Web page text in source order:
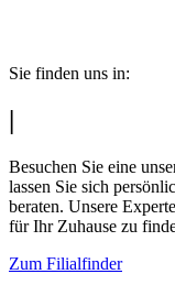
Sie finden uns in:
|
Besuchen Sie eine
lassen Sie sich
beraten. Unsere
für Ihr Zuhause zu
Zum Filialfinder